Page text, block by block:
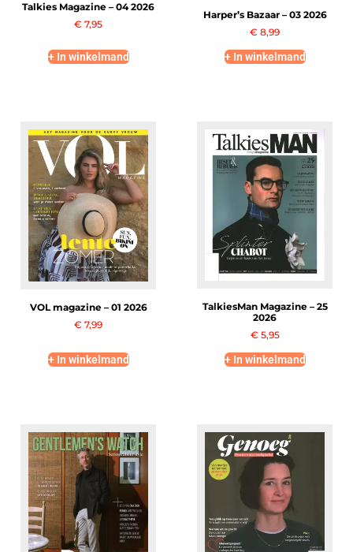
Talkies Magazine – 04 2026
€ 7,95
+ In winkelmand
Harper’s Bazaar – 03 2026
€ 8,99
+ In winkelmand
VOL magazine – 01 2026
€ 7,99
+ In winkelmand
TalkiesMan Magazine – 25
2026
€ 5,95
+ In winkelmand